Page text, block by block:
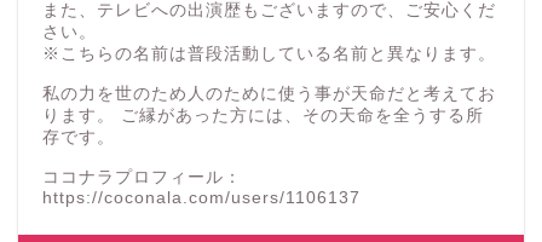
また、テレビへの出演歴もございますので、ご安心くだ
さい。
※こちらの名前は普段活動している名前と異なります。
私の力を世のため人のために使う事が天命だと考えてお
ります。 ご縁があった方には、その天命を全うする所
存です。
ココナラプロフィール：
https://coconala.com/users/1106137